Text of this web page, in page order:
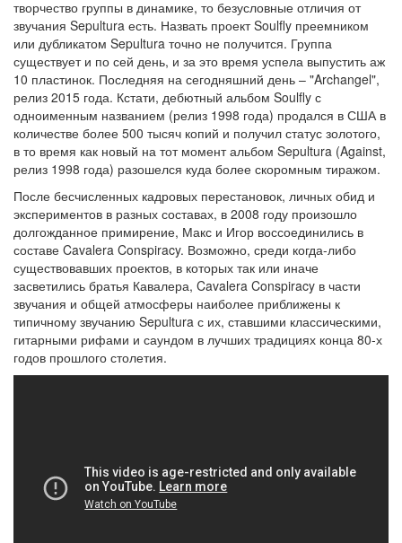
творчество группы в динамике, то безусловные отличия от
звучания Sepultura есть. Назвать проект Soulfly преемником
или дубликатом Sepultura точно не получится. Группа
существует и по сей день, и за это время успела выпустить аж
10 пластинок. Последняя на сегодняшний день – "Archangel",
релиз 2015 года. Кстати, дебютный альбом Soulfly с
одноименным названием (релиз 1998 года) продался в США в
количестве более 500 тысяч копий и получил статус золотого,
в то время как новый на тот момент альбом Sepultura (Against,
релиз 1998 года) разошелся куда более скоромным тиражом.
После бесчисленных кадровых перестановок, личных обид и
экспериментов в разных составах, в 2008 году произошло
долгожданное примирение, Макс и Игор воссоединились в
составе Cavalera Conspiracy. Возможно, среди когда-либо
существовавших проектов, в которых так или иначе
засветились братья Кавалера, Cavalera Conspiracy в части
звучания и общей атмосферы наиболее приближены к
типичному звучанию Sepultura с их, ставшими классическими,
гитарными рифами и саундом в лучших традициях конца 80-х
годов прошлого столетия.